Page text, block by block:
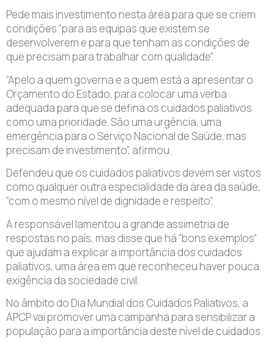
Pede mais investimento nesta área para que se criem
condições “para as equipas que existem se
desenvolverem e para que tenham as condições de
que precisam para trabalhar com qualidade”.
“Apelo a quem governa e a quem está a apresentar o
Orçamento do Estado, para colocar uma verba
adequada para que se defina os cuidados paliativos
como uma prioridade. São uma urgência, uma
emergência para o Serviço Nacional de Saúde, mas
precisam de investimento”, afirmou.
Defendeu que os cuidados paliativos devem ser vistos
como qualquer outra especialidade da área da saúde,
“com o mesmo nível de dignidade e respeito”.
A responsável lamentou a grande assimetria de
respostas no país, mas disse que há “bons exemplos”
que ajudam a explicar a importância dos cuidados
paliativos, uma área em que reconheceu haver pouca
exigência da sociedade civil.
No âmbito do Dia Mundial dos Cuidados Paliativos, a
APCP vai promover uma campanha para sensibilizar a
população para a importância deste nível de cuidados.